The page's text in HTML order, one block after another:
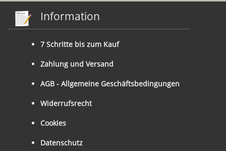
Information
7 Schritte bis zum Kauf
Zahlung und Versand
AGB - Allgemeine Geschäftsbedingungen
Widerrufsrecht
Cookies
Datenschutz